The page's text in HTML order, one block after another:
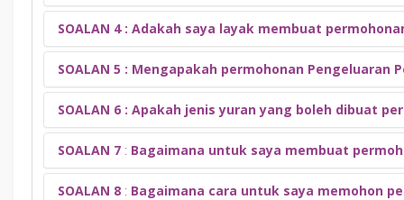
Struktur yuran boleh didapati berdasarkan status pendaftaran
Bagi pelajar baru yang masih belum mendaftar
laman web rasmi Pejabat Bendahari melalui pautan
Bagi pelajar yang telah mendaftar dan berstatus
Jawapan:
Tarikh akhir bayaran yuran boleh dirujuk pada Kalendar
Kalendar Akademik UiTM
SOALAN 4 : Adakah saya layak membuat
Jawapan:
Syarat kelayakan Pengeluaran Pendidikan iAkaun KWSP, boleh
Syarat Kelayakan Pengeluaran iAkaun KWSP
SOALAN 5 : Mengapakah permohonan Pengeluaran
Jawapan:
Kelulusan permohonan Pengeluaran Pendidikan iAkaun KWSP
Di antara punca permohonan ditolak yang kerap berlaku
bil yang telah dibayar) yang tidak tepat.
SOALAN 6 : Apakah jenis yuran yang boleh dibuat
SOALAN 7 : Bagaimana untuk saya membuat
Jawapan:
SOALAN 8 : Bagaimana cara untuk saya memohon